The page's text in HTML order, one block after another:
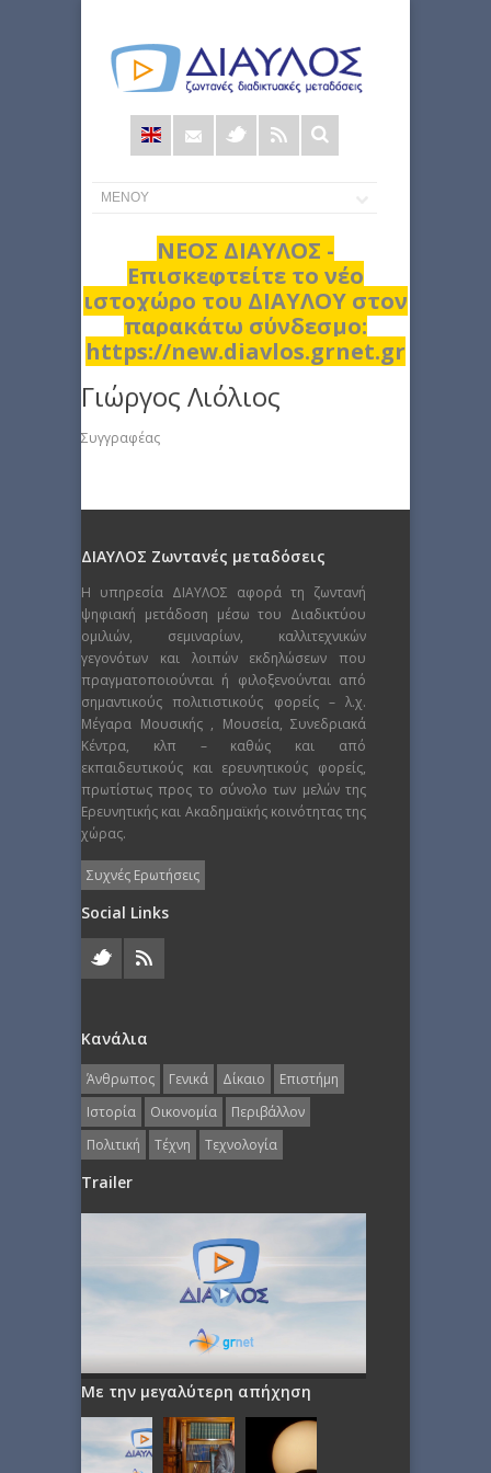
Φόρμα
αναζήτησης
ΝΕΟΣ ΔΙΑΥΛΟΣ -
Επισκεφτείτε το νέο
ιστοχώρο του ΔΙΑΥΛΟΥ στον
παρακάτω σύνδεσμο:
https://new.diavlos.grnet.gr
Γιώργος Λιόλιος
Συγγραφέας
ΔΙΑΥΛΟΣ Ζωντανές μεταδόσεις
Η υπηρεσία ΔΙΑΥΛΟΣ αφορά τη ζωντανή
ψηφιακή μετάδοση μέσω του Διαδικτύου
ομιλιών, σεμιναρίων, καλλιτεχνικών
γεγονότων και λοιπών εκδηλώσεων που
πραγματοποιούνται ή φιλοξενούνται από
σημαντικούς πολιτιστικούς φορείς – λ.χ.
Μέγαρα Μουσικής , Μουσεία, Συνεδριακά
Κέντρα, κλπ – καθώς και από
εκπαιδευτικούς και ερευνητικούς φορείς,
πρωτίστως προς το σύνολο των μελών της
Ερευνητικής και Ακαδημαϊκής κοινότητας της
χώρας.
Συχνές Ερωτήσεις
Social Links
Κανάλια
Άνθρωπος Γενικά Δίκαιο
Επιστήμη
Ιστορία
Οικονομία
Περιβάλλον
Πολιτική
Τέχνη Τεχνολογία
Trailer
Με την μεγαλύτερη απήχηση